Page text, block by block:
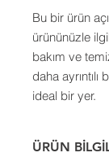
Bu bir ürün
ürününüzle
bakım ve
daha
ideal bir yer.
ÜRÜN